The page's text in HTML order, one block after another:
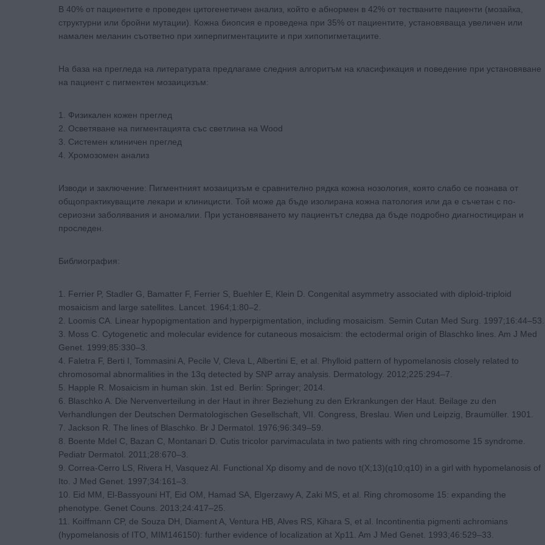
В 40% от пациентите е проведен цитогенетичен анализ, който е абнормен в 42% от тестваните пациенти (мозайка,
структурни или бройни мутации). Кожна биопсия е проведена при 35% от пациентите, установяваща увеличен или
намален меланин съответно при хиперпигментациите и при хипопигметациите.
На база на прегледа на литературата предлагаме следния алгоритъм на класификация и поведение при установяване
на пациент с пигментен мозаицизъм:
1. Физикален кожен преглед
2. Осветяване на пигментацията със светлина на Wood
3. Системен клиничен преглед
4. Хромозомен анализ
Изводи и заключение: Пигментният мозаицизъм е сравнително рядка кожна нозология, която слабо се познава от
общопрактикуващите лекари и клиницисти. Той може да бъде изолирана кожна патология или да е съчетан с по-
сериозни заболявания и аномалии. При установяването му пациентът следва да бъде подробно диагностициран и
проследен.
Библиография:
1. Ferrier P, Stadler G, Bamatter F, Ferrier S, Buehler E, Klein D. Congenital asymmetry associated with diploid-triploid
mosaicism and large satellites. Lancet. 1964;1:80–2.
2. Loomis CA. Linear hypopigmentation and hyperpigmentation, including mosaicism. Semin Cutan Med Surg. 1997;16:44–53.
3. Moss C. Cytogenetic and molecular evidence for cutaneous mosaicism: the ectodermal origin of Blaschko lines. Am J Med
Genet. 1999;85:330–3.
4. Faletra F, Berti I, Tommasini A, Pecile V, Cleva L, Albertini E, et al. Phylloid pattern of hypomelanosis closely related to
chromosomal abnormalities in the 13q detected by SNP array analysis. Dermatology. 2012;225:294–7.
5. Happle R. Mosaicism in human skin. 1st ed. Berlin: Springer; 2014.
6. Blaschko A. Die Nervenverteilung in der Haut in ihrer Beziehung zu den Erkrankungen der Haut. Beilage zu den
Verhandlungen der Deutschen Dermatologischen Gesellschaft, VII. Congress, Breslau. Wien und Leipzig, Braumüller. 1901.
7. Jackson R. The lines of Blaschko. Br J Dermatol. 1976;96:349–59.
8. Boente Mdel C, Bazan C, Montanari D. Cutis tricolor parvimaculata in two patients with ring chromosome 15 syndrome.
Pediatr Dermatol. 2011;28:670–3.
9. Correa-Cerro LS, Rivera H, Vasquez AI. Functional Xp disomy and de novo t(X;13)(q10;q10) in a girl with hypomelanosis of
Ito. J Med Genet. 1997;34:161–3.
10. Eid MM, El-Bassyouni HT, Eid OM, Hamad SA, Elgerzawy A, Zaki MS, et al. Ring chromosome 15: expanding the
phenotype. Genet Couns. 2013;24:417–25.
11. Koiffmann CP, de Souza DH, Diament A, Ventura HB, Alves RS, Kihara S, et al. Incontinentia pigmenti achromians
(hypomelanosis of ITO, MIM146150): further evidence of localization at Xp11. Am J Med Genet. 1993;46:529–33.